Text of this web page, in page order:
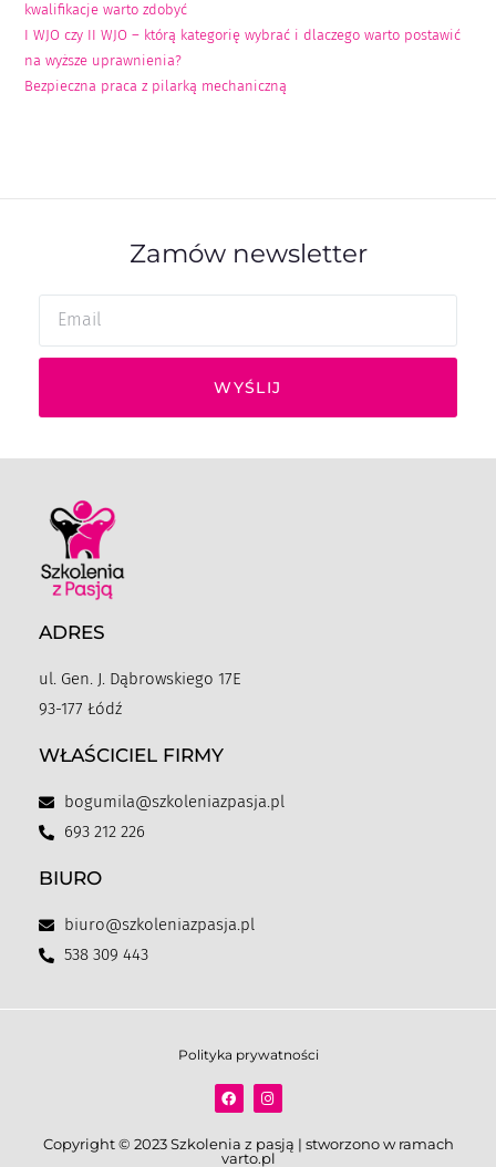
kwalifikacje warto zdobyć
I WJO czy II WJO – którą kategorię wybrać i dlaczego warto postawić
na wyższe uprawnienia?
Bezpieczna praca z pilarką mechaniczną
Zamów newsletter
WYŚLIJ
ADRES
ul. Gen. J. Dąbrowskiego 17E
93-177 Łódź
WŁAŚCICIEL FIRMY
bogumila@szkoleniazpasja.pl
693 212 226
BIURO
biuro@szkoleniazpasja.pl
538 309 443
Copyright © 2023 Szkolenia z pasją | stworzono w ramach
varto.pl
Polityka prywatności